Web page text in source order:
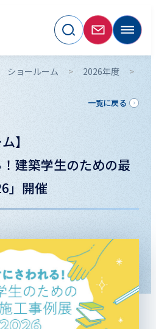
ショールーム 2026年度
】
！建築学生のための最
」開催
一覧に戻る